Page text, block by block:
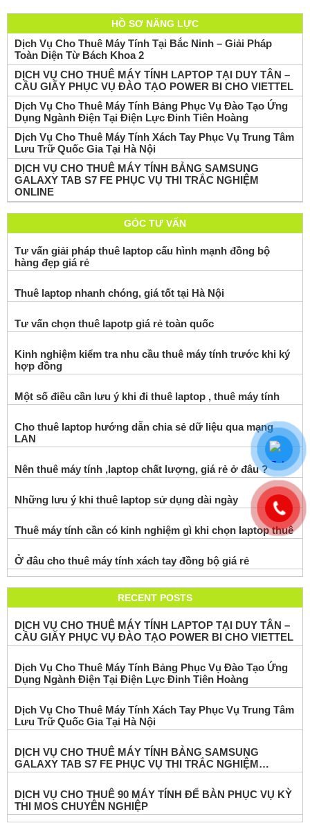
HỒ SƠ NĂNG LỰC
Dịch Vụ Cho Thuê Máy Tính Tại Bắc Ninh – Giải Pháp
Toàn Diện Từ Bách Khoa 2
DỊCH VỤ CHO THUÊ MÁY TÍNH LAPTOP TẠI DUY TÂN –
CẦU GIẤY PHỤC VỤ ĐÀO TẠO POWER BI CHO VIETTEL
Dịch Vụ Cho Thuê Máy Tính Bảng Phục Vụ Đào Tạo Ứng
Dụng Ngành Điện Tại Điện Lực Đinh Tiên Hoàng
Dịch Vụ Cho Thuê Máy Tính Xách Tay Phục Vụ Trung Tâm
Lưu Trữ Quốc Gia Tại Hà Nội
DỊCH VỤ CHO THUÊ MÁY TÍNH BẢNG SAMSUNG
GALAXY TAB S7 FE PHỤC VỤ THI TRẮC NGHIỆM
ONLINE
GÓC TƯ VẤN
Tư vấn giải pháp thuê laptop cấu hình mạnh đồng bộ
hàng đẹp giá rẻ
Thuê laptop nhanh chóng, giá tốt tại Hà Nội
Tư vấn chọn thuê lapotp giá rẻ toàn quốc
Kinh nghiệm kiểm tra nhu cầu thuê máy tính trước khi ký
hợp đồng
Một số điều cần lưu ý khi đi thuê laptop , thuê máy tính
Cho thuê laptop hướng dẫn chia sẻ dữ liệu qua mạng
LAN
Nên thuê máy tính ,laptop chất lượng, giá rẻ ở đâu ?
Những lưu ý khi thuê laptop sử dụng dài ngày
Thuê máy tính cần có kinh nghiệm gì khi chọn laptop thuê
Ở đâu cho thuê máy tính xách tay đồng bộ giá rẻ
RECENT POSTS
DỊCH VỤ CHO THUÊ MÁY TÍNH LAPTOP TẠI DUY TÂN –
CẦU GIẤY PHỤC VỤ ĐÀO TẠO POWER BI CHO VIETTEL
Dịch Vụ Cho Thuê Máy Tính Bảng Phục Vụ Đào Tạo Ứng
Dụng Ngành Điện Tại Điện Lực Đinh Tiên Hoàng
Dịch Vụ Cho Thuê Máy Tính Xách Tay Phục Vụ Trung Tâm
Lưu Trữ Quốc Gia Tại Hà Nội
DỊCH VỤ CHO THUÊ MÁY TÍNH BẢNG SAMSUNG
GALAXY TAB S7 FE PHỤC VỤ THI TRẮC NGHIỆM
ONLINE
DỊCH VỤ CHO THUÊ 90 MÁY TÍNH ĐỂ BÀN PHỤC VỤ KỲ
THI MOS CHUYÊN NGHIỆP